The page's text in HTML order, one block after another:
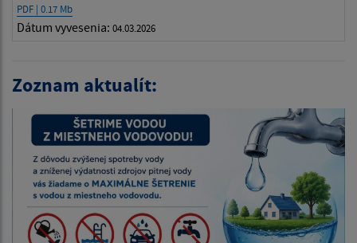
PDF | 0.17 Mb
Dátum vyvesenia: 04.03.2026
Zoznam aktualít: